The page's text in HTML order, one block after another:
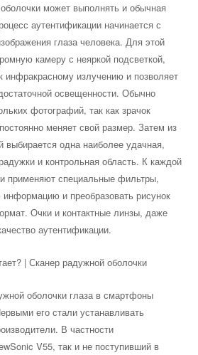
может выполнять и обычная
аутентификации начинается с
глаза человека. Для этой
камеру с неяркой подсветкой,
инфракрасному излучению и позволяет
освещенности. Обычно
фотографий, так как зрачок
меняет свой размер. Затем из
одна наиболее удачная,
и контрольная область. К каждой
применяют специальные фильтры,
и преобразовать рисунок
Очки и контактные линзы, даже
аутентификации.
оболочки глаза в смартфоны
его стали устанавливать
В частности
V55, так и не поступивший в